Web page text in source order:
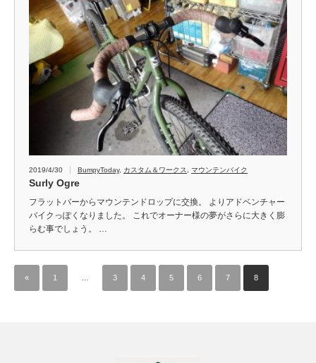
2019/4/30 BumpyToday, カスタム＆ワークス, マウンテンバイク
Surly Ogre
フラットバーからマウンテンドロップに交換。 よりアドベンチャー
バイクっぽくなりました。 これでオーナー様の夢がさらに大きく膨
らむ事でしょう。 …
« 1 3 4 5 6 7 8